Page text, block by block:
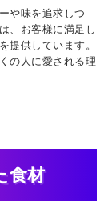
や味を追求しつ
、お客様に満足し
提供しています。
の人に愛される理
食材